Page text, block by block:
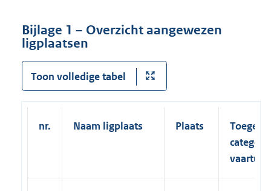
Bijlage 1 – Overzicht aangewezen
ligplaatsen
Toon volledige tabel
nr. Naam ligplaats Plaats